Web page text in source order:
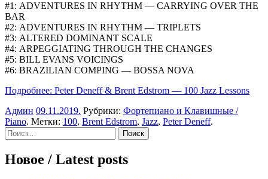
#1: ADVENTURES IN RHYTHM — CARRYING OVER THE
BAR
#2: ADVENTURES IN RHYTHM — TRIPLETS
#3: ALTERED DOMINANT SCALE
#4: ARPEGGIATING THROUGH THE CHANGES
#5: BILL EVANS VOICINGS
#6: BRAZILIAN COMPING — BOSSA NOVA
Подробнее: Peter Deneff & Brent Edstrom — 100 Jazz Lessons
Админ 09.11.2019. Рубрики: Фортепиано и Клавишные /
Piano. Метки: 100, Brent Edstrom, Jazz, Peter Deneff.
Sidebar
Найти:
Новое / Latest posts